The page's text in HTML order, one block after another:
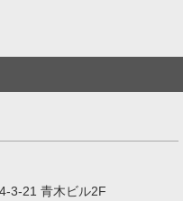
3-21 青木ビル2F